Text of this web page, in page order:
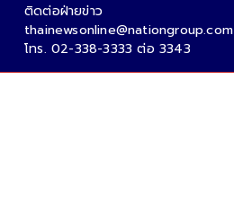
ติดต่อฝ่ายข่าว
thainewsonline@nationgroup.com
โทร. 02-338-3333 ต่อ 3343